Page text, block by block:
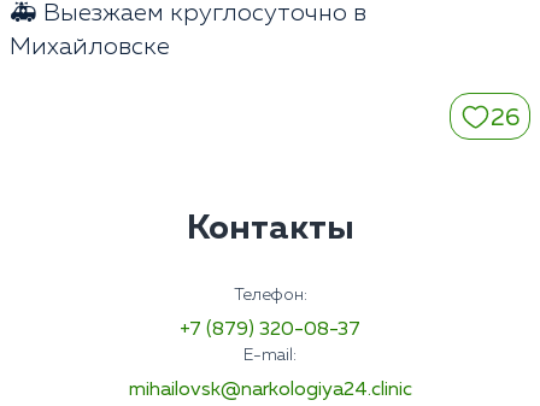
🚑 Выезжаем круглосуточно в
Михайловске
26
Контакты
Телефон:
+7 (879) 320-08-37
E-mail:
mihailovsk@narkologiya24.clinic